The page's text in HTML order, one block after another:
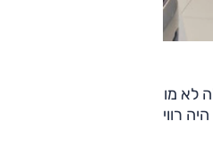
לא מורכבת במיוחד. אבל שוק
רווי במלכודות מפתות למי